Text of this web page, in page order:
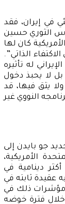
في إيران، فقد
الثوري حسين
كان لها
الذاتي”.
له تأثيره
بل لا يحبذ دخول
يثق فيها، قد
النووي غير
جو بايدن إلى
الأمريكية،
دينامية في
عقيدة ثابته في
مؤشرات ذلك في
خلال فترة خوضه